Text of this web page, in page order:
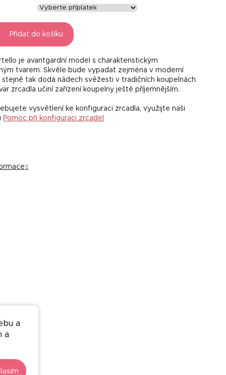
a
a
Přidat do košíku
je avantgardní model s charakteristickým
tvarem. Skvěle bude vypadat zejména v moderní
stejně tak dodá nádech svěžesti v tradičních koupelnách.
zrcadla učiní zařízení koupelny ještě příjemnějším.
vysvětlení ke konfiguraci zrcadla, využijte naši
Pomoc při konfiguraci zrcadel